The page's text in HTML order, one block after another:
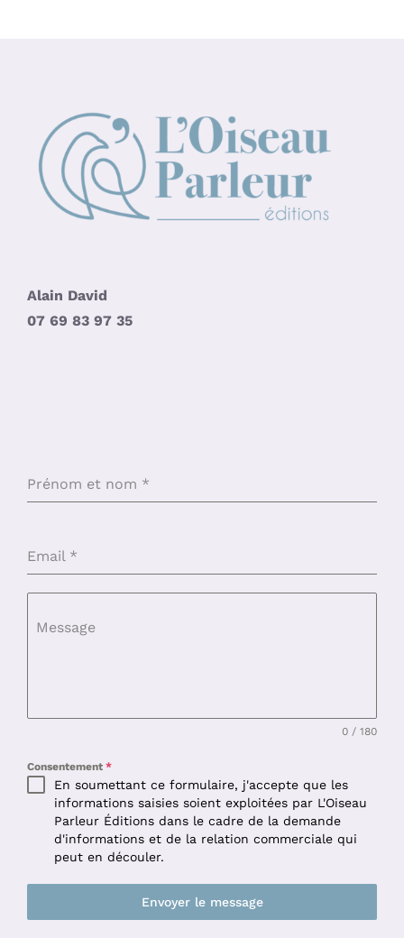
Alain David
07 69 83 97 35
Prénom et nom *
Email *
Message
0 / 180
Consentement *
En soumettant ce formulaire, j'accepte que les
informations saisies soient exploitées par L'Oiseau
Parleur Éditions dans le cadre de la demande
d'informations et de la relation commerciale qui
peut en découler.
Envoyer le message